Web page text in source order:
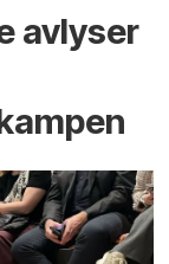
avlyser